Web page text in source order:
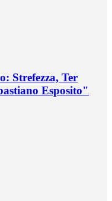
Strefezza, Ter
Esposito"